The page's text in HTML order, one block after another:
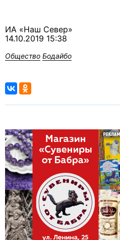
ИА «Наш Север»
14.10.2019 15:38
Общество Бодайбо